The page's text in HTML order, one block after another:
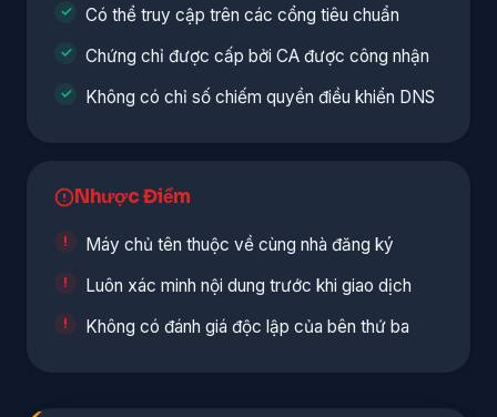
Có thể truy cập trên các cổng tiêu chuẩn
Chứng chỉ được cấp bởi CA được công nhận
Không có chỉ số chiếm quyền điều khiển DNS
Nhược Điểm
Máy chủ tên thuộc về cùng nhà đăng ký
Luôn xác minh nội dung trước khi giao dịch
Không có đánh giá độc lập của bên thứ ba